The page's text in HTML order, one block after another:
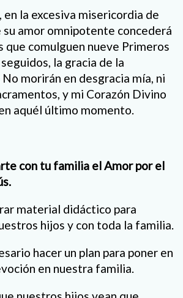
la excesiva misericordia de
su amor omnipotente concederá
que comulguen nueve Primeros
la gracia de la
morirán en desgracia mía, ni
y mi Corazón Divino
aquél último momento.
con tu familia el Amor por el
material didáctico para
hijos y con toda la familia.
hacer un plan para poner en
en nuestra familia.